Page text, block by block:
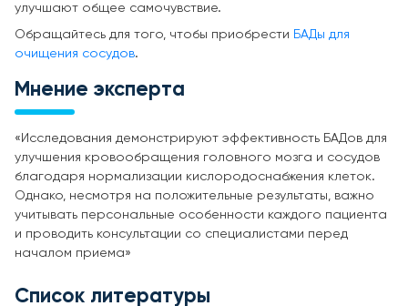
улучшают общее самочувствие.
Обращайтесь для того, чтобы приобрести БАДы для
очищения сосудов.
Мнение эксперта
«Исследования демонстрируют эффективность БАДов для
улучшения кровообращения головного мозга и сосудов
благодаря нормализации кислородоснабжения клеток.
Однако, несмотря на положительные результаты, важно
учитывать персональные особенности каждого пациента
и проводить консультации со специалистами перед
началом приема»
Список литературы